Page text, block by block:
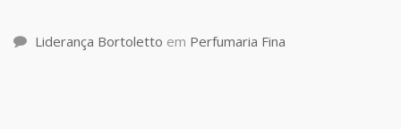
Liderança Bortoletto em Perfumaria Fina